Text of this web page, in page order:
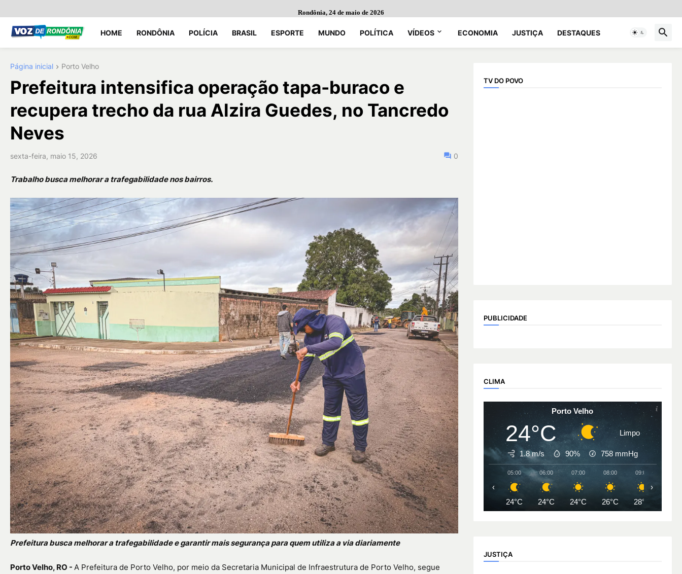
Rondônia, 24 de maio de 2026
HOME RONDÔNIA POLÍCIA BRASIL ESPORTE MUNDO POLÍTICA VÍDEOS ECONOMIA JUSTIÇA DESTAQUES
Página inicial Porto Velho
Prefeitura intensifica operação tapa-buraco e
recupera trecho da rua Alzira Guedes, no Tancredo
Neves
sexta-feira, maio 15, 2026 0
Trabalho busca melhorar a trafegabilidade nos bairros.
Prefeitura busca melhorar a trafegabilidade e garantir mais segurança para quem utiliza a via diariamente
Porto Velho, RO - A Prefeitura de Porto Velho, por meio da Secretaria Municipal de Infraestrutura de Porto Velho, segue
TV DO POVO
PUBLICIDADE
CLIMA
Porto Velho
24°C Limpo
1.8 m/s 90% 758mmHg
05:00
24°C
06:00
24°C
07:00
24°C
08:00
26°C
09:00
28°C
‹ ›
JUSTIÇA